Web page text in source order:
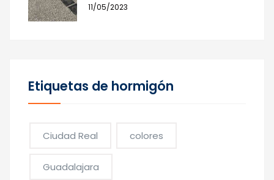
11/05/2023
Etiquetas de hormigón
Ciudad Real colores
Guadalajara